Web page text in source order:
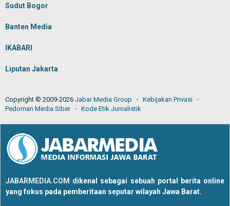
Sudut Bogor
Banten Media
IKABARI
Liputan Jakarta
Copyright © 2009-2026 Jabar Media Group
Kebijakan Privasi
Pedoman Media Siber
Kode Etik Jurnalistik
JABARMEDIA.COM dikenal sebagai sebuah portal berita online
yang fokus pada pemberitaan seputar wilayah Jawa Barat.